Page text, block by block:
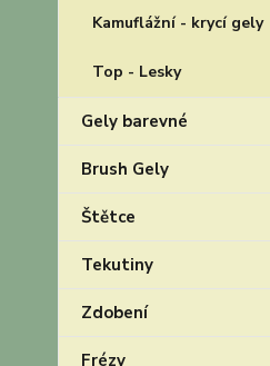
Kamuflážní - krycí gely
Top - Lesky
Gely barevné
Brush Gely
Štětce
Tekutiny
Zdobení
Frézy